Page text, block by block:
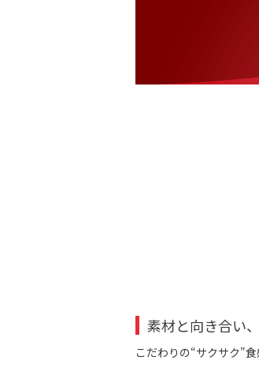
素材と向き合い
こだわりの“サクサク"